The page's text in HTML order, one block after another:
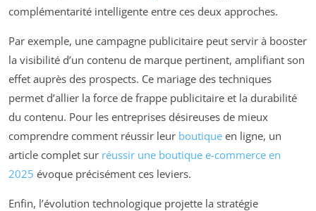
complémentarité intelligente entre ces deux approches.
Par exemple, une campagne publicitaire peut servir à booster
la visibilité d’un contenu de marque pertinent, amplifiant son
effet auprès des prospects. Ce mariage des techniques
permet d’allier la force de frappe publicitaire et la durabilité
du contenu. Pour les entreprises désireuses de mieux
comprendre comment réussir leur boutique en ligne, un
article complet sur réussir une boutique e-commerce en
2025 évoque précisément ces leviers.
Enfin, l’évolution technologique projette la stratégie